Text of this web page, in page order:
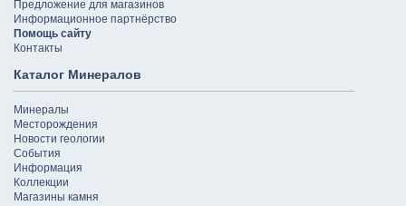
Предложение для магазинов
Информационное партнёрство
Помощь сайту
Контакты
Каталог Минералов
Минералы
Месторождения
Новости геологии
События
Информация
Коллекции
Магазины камня